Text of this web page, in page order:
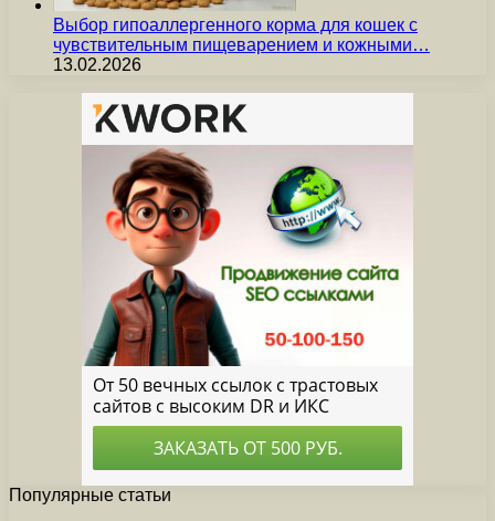
Выбор гипоаллергенного корма для кошек с
чувствительным пищеварением и кожными…
13.02.2026
Популярные статьи